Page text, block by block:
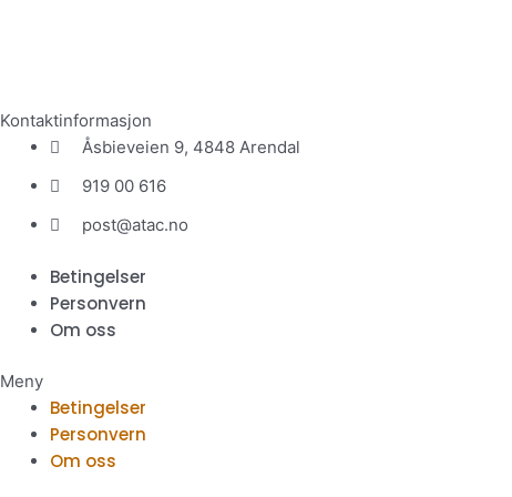
Kontaktinformasjon
Åsbieveien 9, 4848 Arendal
919 00 616
post@atac.no
Betingelser
Personvern
Om oss
Meny
Betingelser
Personvern
Om oss